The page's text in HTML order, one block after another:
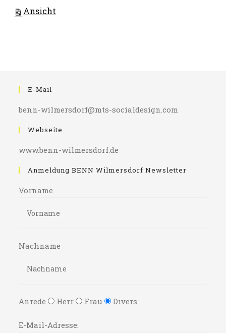
Ansicht
E-Mail
benn-wilmersdorf@mts-socialdesign.com
Webseite
www.benn-wilmersdorf.de
Anmeldung BENN Wilmersdorf Newsletter
Vorname
Nachname
Anrede Herr Frau Divers
E-Mail-Adresse: